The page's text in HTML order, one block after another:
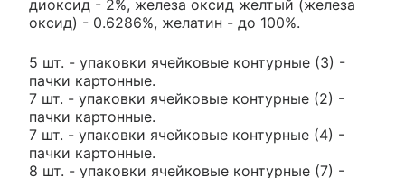
диоксид - 2%, железа оксид желтый (железа
оксид) - 0.6286%, желатин - до 100%.
5 шт. - упаковки ячейковые контурные (3) -
пачки картонные.
7 шт. - упаковки ячейковые контурные (2) -
пачки картонные.
7 шт. - упаковки ячейковые контурные (4) -
пачки картонные.
8 шт. - упаковки ячейковые контурные (7) -